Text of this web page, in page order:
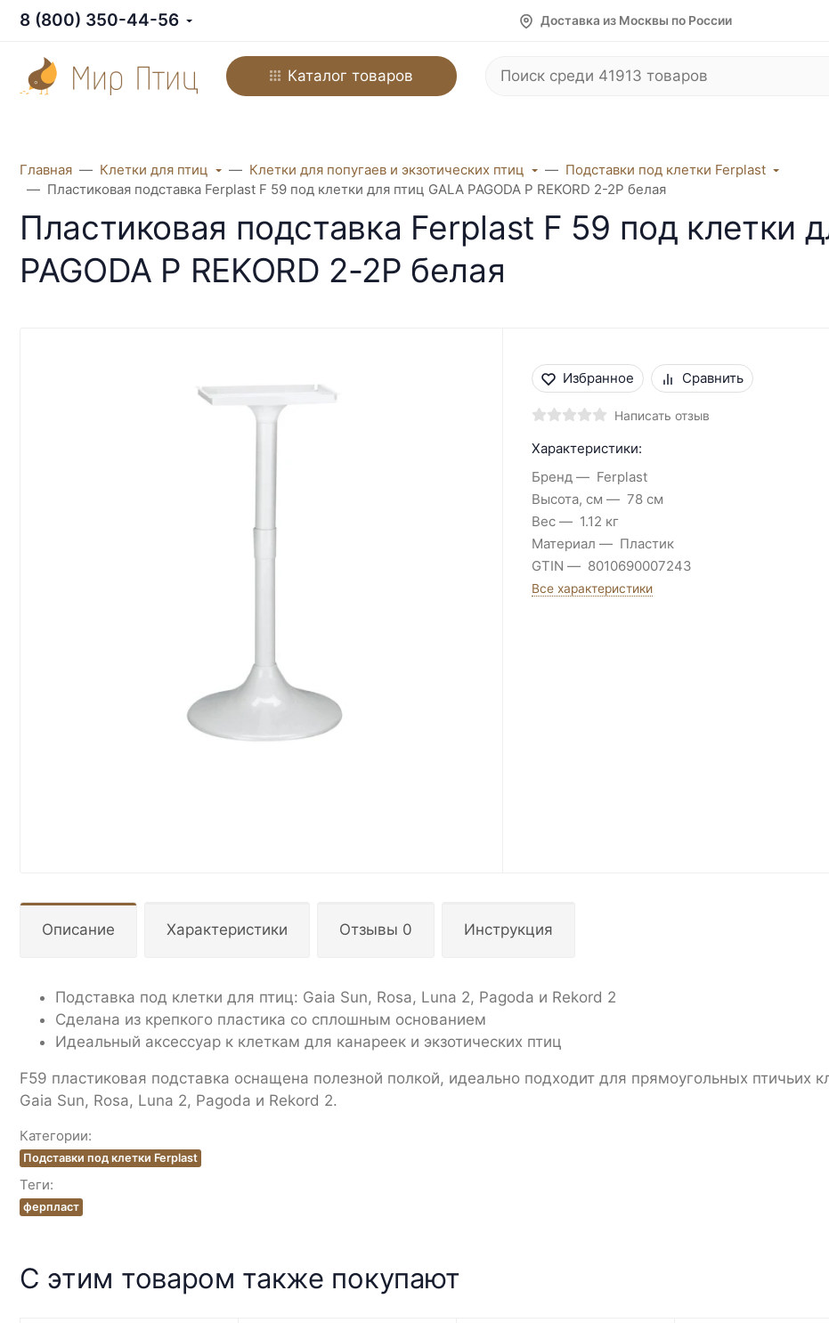
8 (800) 350-44-56 Доставка из Москвы по России
Каталог товаров
Главная Клетки для птиц Клетки для попугаев и экзотических птиц
Подставки под клетки Ferplast
Пластиковая подставка Ferplast F 59 под клетки для птиц GALA PAGODA P REKORD 2-2P белая
Пластиковая подставка Ferplast F 59 под клетки
PAGODA P REKORD 2-2P белая
Избранное Сравнить
Написать отзыв
Характеристики:
Бренд
Ferplast
Высота, см
78 см
Вес
1.12 кг
Материал
Пластик
GTIN
8010690007243
Все характеристики
Описание Характеристики Отзывы 0 Инструкция
Подставка под клетки для птиц: Gaia Sun, Rosa, Luna 2, Pagoda и Rekord 2
Сделана из крепкого пластика со сплошным основанием
Идеальный аксессуар к клеткам для канареек и экзотических птиц
F59 пластиковая подставка оснащена полезной полкой, идеально подходит для прямоугольных птичьих
Gaia Sun, Rosa, Luna 2, Pagoda и Rekord 2.
Категории:
Подставки под клетки Ferplast
Теги:
ферпласт
С этим товаром также покупают